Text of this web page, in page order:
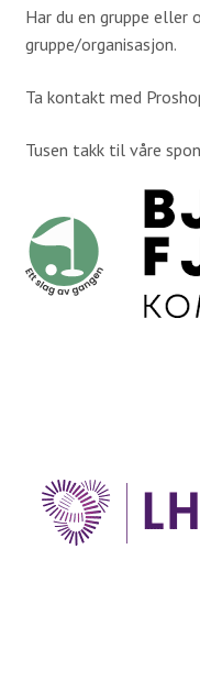
Har du en gruppe eller
gruppe/organisasjon.
Ta kontakt med
Tusen takk til våre